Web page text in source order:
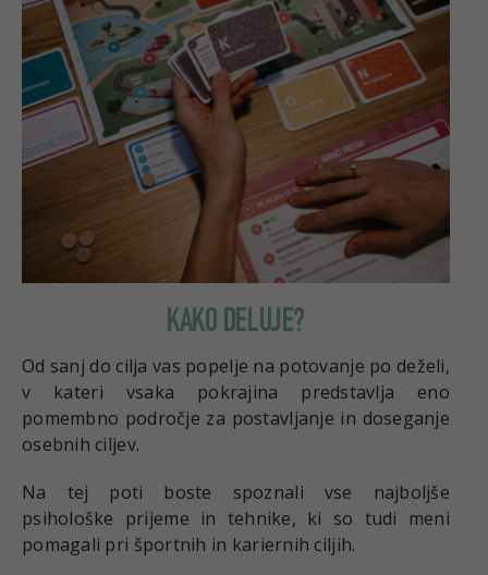
KAKO DELUJE?
Od sanj do cilja vas popelje na potovanje po deželi,
v kateri vsaka pokrajina predstavlja eno
pomembno področje za postavljanje in doseganje
osebnih ciljev.
Na tej poti boste spoznali vse najboljše
psihološke prijeme in tehnike, ki so tudi meni
pomagali pri športnih in kariernih ciljih.